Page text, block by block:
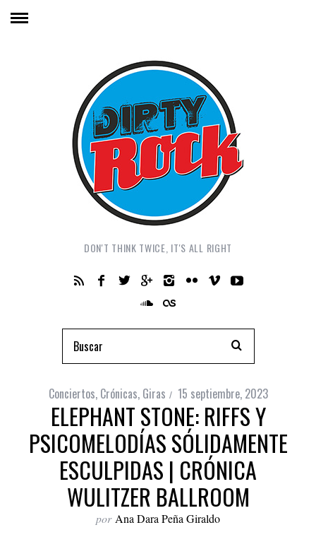
DON'T THINK TWICE, IT'S ALL RIGHT
Conciertos, Crónicas, Giras 15 septiembre, 2023
ELEPHANT STONE: RIFFS Y
PSICOMELODÍAS SÓLIDAMENTE
ESCULPIDAS | CRÓNICA
WULITZER BALLROOM
por Ana Dara Peña Giraldo